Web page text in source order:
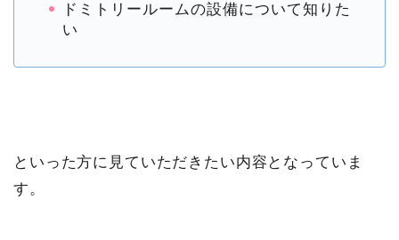
ドミトリールームの設備について知りた
い
といった方に見ていただきたい内容となっていま
す。